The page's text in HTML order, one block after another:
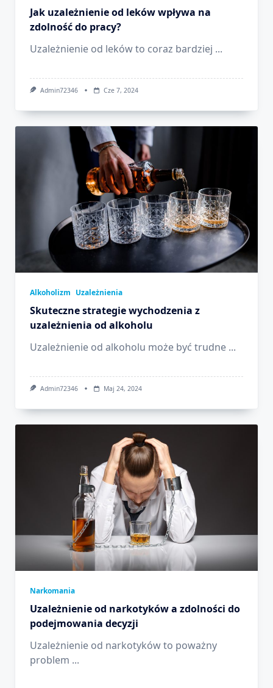
Jak uzależnienie od leków wpływa na
zdolność do pracy?
Uzależnienie od leków to coraz bardziej ...
Admin72346 Cze 7, 2024
Alkoholizm Uzależnienia
Skuteczne strategie wychodzenia z
uzależnienia od alkoholu
Uzależnienie od alkoholu może być trudne ...
Admin72346 Maj 24, 2024
Narkomania
Uzależnienie od narkotyków a zdolności do
podejmowania decyzji
Uzależnienie od narkotyków to poważny
problem ...